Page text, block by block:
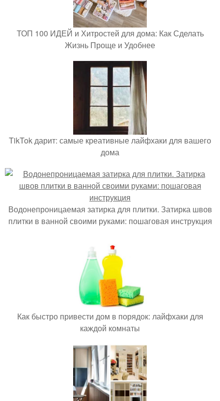
ТОП 100 ИДЕЙ и Хитростей для дома: Как Сделать
Жизнь Проще и Удобнее
TikTok дарит: самые креативные лайфхаки для вашего
дома
Водонепроницаемая затирка для плитки. Затирка швов
плитки в ванной своими руками: пошаговая инструкция
Как быстро привести дом в порядок: лайфхаки для
каждой комнаты